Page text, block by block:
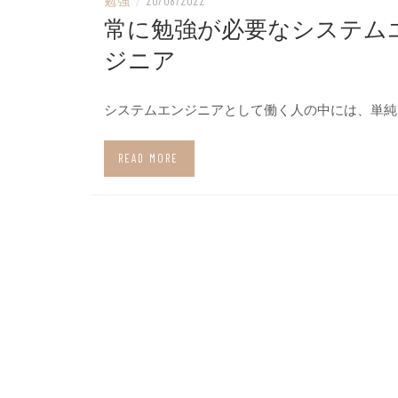
常に勉強が必要なシステム
ジニア
システムエンジニアとして働く人の中には、単
READ MORE